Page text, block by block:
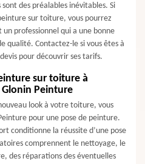
des préalables inévitables. Si
sur toiture, vous pourrez
un professionnel qui a une bonne
qualité. Contactez-le si vous êtes à
pour découvrir ses tarifs.
sur toiture à
Peinture
look à votre toiture, vous
pour une pose de peinture.
conditionne la réussite d’une pose
comprennent le nettoyage, le
des réparations des éventuelles